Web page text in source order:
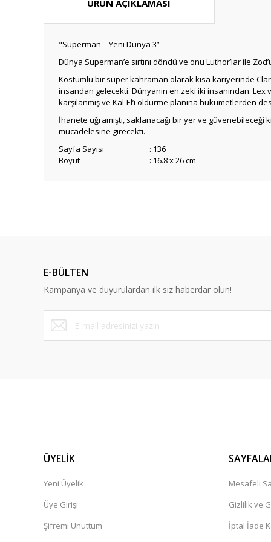
ÜRÜN AÇIKLAMASI
"Süperman – Yeni Dünya 3”
Dünya Superman’e sırtını döndü ve onu Luthor’lar ile
Kostümlü bir süper kahraman olarak kısa kariyerinde
insandan gelecekti. Dünyanın en zeki iki insanından.
karşılanmış ve Kal-El’i öldürme planına hükümetlerden
İhanete uğramıştı, saklanacağı bir yer ve güvenebileceği
mücadelesine girecekti.
Sayfa Sayısı
: 136
Boyut
: 16.8 x 26 cm
Ürün bilgilerinde hatalar bulunuyor.
Ürün fiyatı diğer sitelerden daha pahalı.
Bu ürüne benzer farklı alternatifler olmalı.
E-BÜLTEN
Kampanya ve duyurulardan ilk siz haberdar olun!
ÜYELİK
Yeni Üyelik
Üye Girişi
Şifremi Unuttum
Mesafeli
Gizlilik ve
İptal İade